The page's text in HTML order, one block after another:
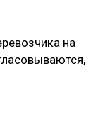
на